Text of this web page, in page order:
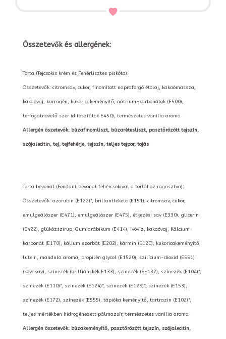
Összetevők és allergének:
Torta (Tejcsokis krém és Fehérlisztes piskóta):
Összetevők: citromsav, cukor, finomított napraforgó étolaj, kakaómassza,
kakaóvaj, karragén, kukoricakeményítő, nátrium-karbonátok (E500),
térfogatnövelő szer (difoszfátok E450), természetes vanília aroma
Allergén öszetevők: búzafinomliszt, búzarétesliszt, pasztőrözött tejszín,
szójalecitin, tej, tejfehérje, tejszín, teljes tejpor, tojás
Torta bevonat (Fondant bevonat fehércsokival a tortához ragasztva):
Összetevők: azorubin (E122)*, brillantfekete (E151), citromsav, cukor,
emulgeálószer (E471), emulgeálószer (E475), étkezési sav (E330), glicerin
(E422), glükózszirup, Gumiarábikum (E414), ivóvíz, kakaóvaj, Kálcium-
karbonát (E170), kálium szorbát (E202), kármin (E120), kukoricakeményítő,
lutein, mandula aroma, propilén glycol (E1520), szilícium-dioxid (E551)
(kovasav), színezék (brilliánskék E133), színezék (E-132), színezék (E104)*,
színezék (E110)*, színezék (E124)*, színezék (E129)*, színezék (E153),
színezék (E172), színezék (E555), tápióka keményítő, tartrazin (E102)*,
teljes mértékben hidrogénezett pálmazsír, természetes vanília aroma
Allergén öszetevők: búzakeményítő, pasztőrözött tejszín, szójalecitin,